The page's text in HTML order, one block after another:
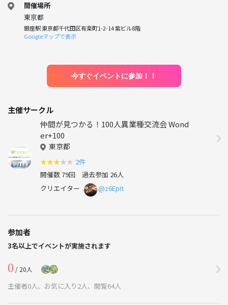
開催場所
東京都
銀座駅 東京都千代田区有楽町1-2-14 紫ビル8階
Googleマップで表示
今すぐイベントに参加！！
主催サークル
仲間が見つかる！100人異業種交流会 Wond
er+100
東京都
★★★★ ★ 2件
開催数 79回 過去参加 26人
クリエイター
@z6EpIt
参加者
3名以上でイベントが実施されます
0 / 20人
主催者0人、お気に入り2人、閲覧64人